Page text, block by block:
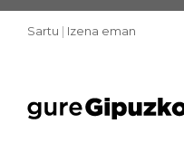
Sartu | Izena eman